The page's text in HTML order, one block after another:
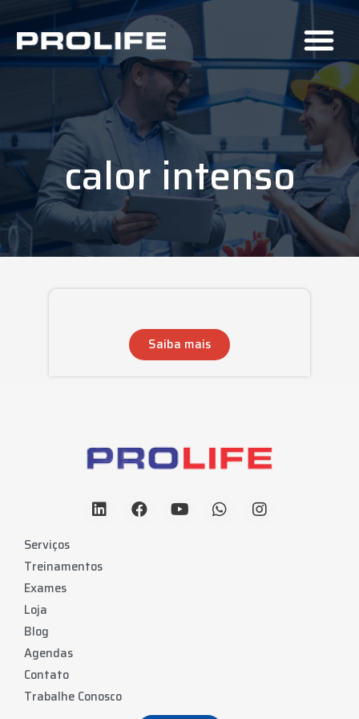
calor intenso
Saiba mais
Serviços
Treinamentos
Exames
Loja
Blog
Agendas
Contato
Trabalhe Conosco